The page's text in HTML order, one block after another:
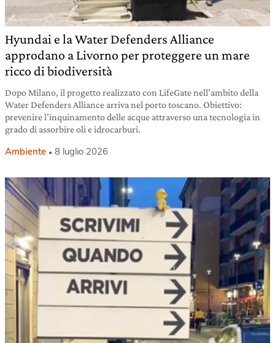
Hyundai e la Water Defenders Alliance
approdano a Livorno per proteggere un mare
ricco di biodiversità
Dopo Milano, il progetto realizzato con LifeGate nell’ambito della
Water Defenders Alliance arriva nel porto toscano. Obiettivo:
prevenire l’inquinamento delle acque attraverso una tecnologia in
grado di assorbire oli e idrocarburi.
Ambiente 8 luglio 2026